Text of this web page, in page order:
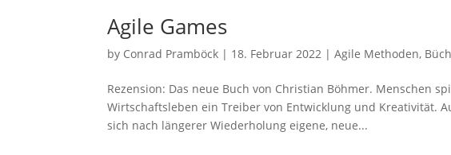
Agile Games
by Conrad Pramböck | 18. Februar 2022 |Agile Methoden,
Rezension: Das neue Buch von Christian Böhmer. Menschen
Wirtschaftsleben ein Treiber von Entwicklung und Kreativität.
sich nach längerer Wiederholung eigene, neue...